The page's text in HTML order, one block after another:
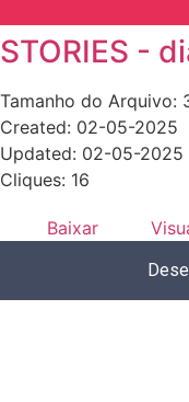
STORIES -
Tamanho do Arquivo:
Created: 02-05-2025
Updated: 02-05-2025
Cliques: 16
Baixar